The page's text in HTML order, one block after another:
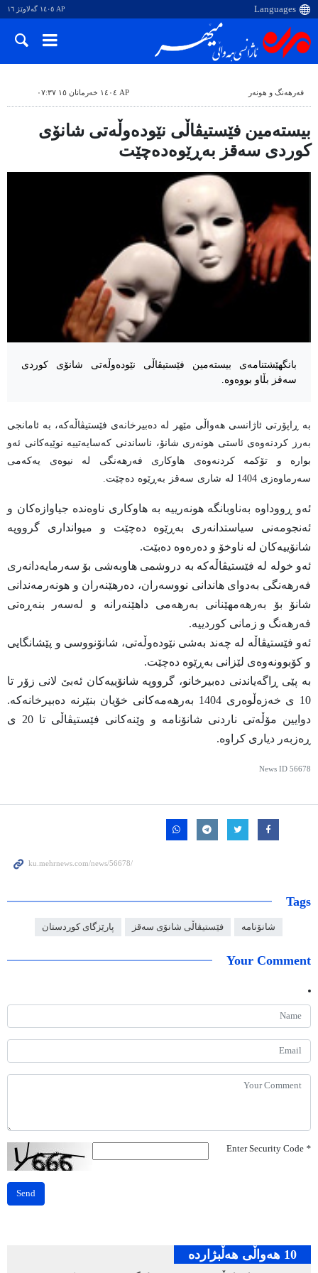
AP ١٤٠٥ گەلاوێژ ١٦
فەرهەنگ و هونەر AP ١٤٠٤ خەرمانان ١٥ ٠٧:٣٧
بیستەمین فێستیڤاڵی نێودەوڵەتی شانۆی
کوردی سەقز بەڕێوەدەچێت
بانگهێشتنامەی بیستەمین فێستیڤاڵی نێودەوڵەتی شانۆی کوردی
سەقز بڵاو بووەوە.
بە ڕاپۆرتی ئاژانسی هەواڵی مێهر لە دەبیرخانەی فێستیڤاڵەکە، بە ئامانجی
بەرز کردنەوەی ئاستی هونەری شانۆ، ناساندنی کەسایەتییە نوێیەکانی ئەو
بوارە و تۆکمە کردنەوەی هاوکاری فەرهەنگی لە نیوەی یەکەمی
سەرماوەزی 1404 لە شاری سەقز بەڕێوە دەچێت.
ئەو ڕووداوە بەناوبانگە هونەرییە بە هاوکاری ناوەندە جیاوازەکان و
ئەنجومەنی سیاستدانەری بەڕێوە دەچێت و میوانداری گرووپە
شانۆییەکان لە ناوخۆ و دەرەوە دەبێت.
ئەو خولە لە فێستیڤاڵەکە بە دروشمی هاوبەشی بۆ سەرمایەدانەری
فەرهەنگی بەدوای هاندانی نووسەران، دەرهێنەران و هونەرمەندانی
شانۆ بۆ بەرهەمهێنانی بەرهەمی داهێنەرانە و لەسەر بنەڕەتی
فەرهەنگ و زمانی کوردییە.
ئەو فێستیڤاڵە لە چەند بەشی نێودەوڵەتی، شانۆنووسی و پێشانگایی
و کۆبوونەوەی لێزانی بەڕێوە دەچێت.
بە پێی ڕاگەیاندنی دەبیرخانو، گرووپە شانۆییەکان ئەبێ لانی زۆر تا
10 ی خەزەڵوەری 1404 بەرهەمەکانی خۆیان بنێرنە دەبیرخانەکە.
دوایین مۆڵەتی ناردنی شانۆنامە و وێنەکانی فێستیڤاڵی تا 20 ی
ڕەزبەر دیاری کراوە.
News ID 56678
Tags
شانۆنامە فێستیڤاڵی شانۆی سەقز پارێزگای کوردستان
Your Comment
*
Send
10 هه‌واڵی هه‌ڵبژارده‌